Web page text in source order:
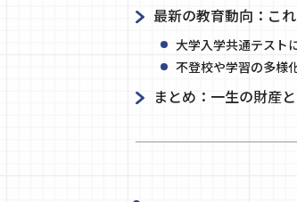
最新の教育動向：こ
大学入学共通テスト
不登校や学習の多様
まとめ：一生の財産